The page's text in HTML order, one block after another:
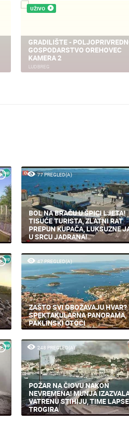
UŽIVO
GRADILIŠTE -
GOSPODARSTVO OREHOVEC
KAMERA 2
LUDBREG
77 PREGLED(A)
BOL NA BRAČU U ŠPICI LJETA!
TISUĆE TURISTA, ZLATNI RAT
PREPUN KUPAČA, LUKSUZNE
U SRCU JADRANA!
47 PREGLED(A)
ZAŠTO SVI OBOŽAVAJU HVAR?
SPEKTAKULARNA PANORAMA,
PAKLINSKI OTOCI
248 PREGLED(A)
POŽAR NA ČIOVU NAKON
NEVREMENA! MUNJA
VATRENU STIHIJU, TIME
TROGIRA